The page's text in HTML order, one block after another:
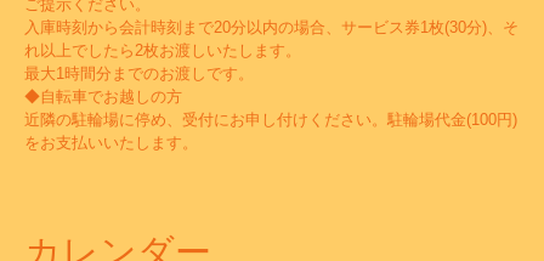
ご提示ください。
入庫時刻から会計時刻まで20分以内の場合、サービス券1枚(30分)、そ
れ以上でしたら2枚お渡しいたします。
最大1時間分までのお渡しです。
◆自転車でお越しの方
近隣の駐輪場に停め、受付にお申し付けください。駐輪場代金(100円)
をお支払いいたします。
カレンダー